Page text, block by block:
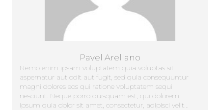
Pavel Arellano
Nemo enim ipsam voluptatem quia voluptas sit
aspernatur aut odit aut fugit, sed quia consequuntur
magni dolores eos qui ratione voluptatem sequi
nesciunt. Neque porro quisquam est, qui dolorem
ipsum quia dolor sit amet, consectetur, adipisci velit...